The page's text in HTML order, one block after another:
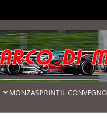
MONZASPRINTIL CONVEGNO